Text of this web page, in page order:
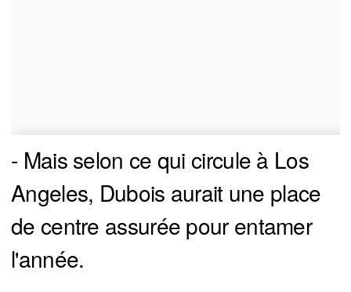
- Mais selon ce qui circule à Los
Angeles, Dubois aurait une place
de centre assurée pour entamer
l'année.